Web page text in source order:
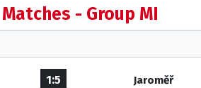
- Group MI
1:5 Jaroměř